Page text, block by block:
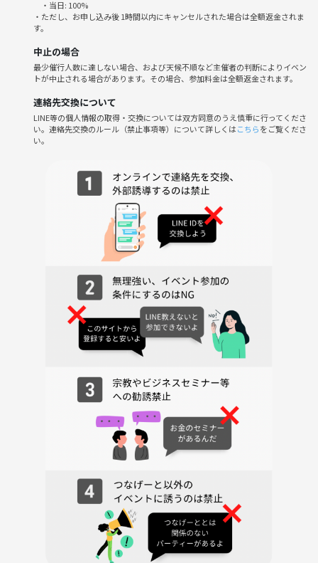
ジャンルはボドゲ・Switch・カメラ・ダーツ・サバゲー・交流会・ポケ
カ・鬼ごっこ・学校お泊まり企画、その他etc・・・多岐にたり活動を
◾️今回の特別企画の経緯と想い
東京でイベントを行った際にわざわざ大阪や京都からお越しいただき
（観光ついでにサークルに参加いただいた方々から）大阪にも
こういったサークルを作って欲しいというお声をいただいておりまし
したが前回の大阪の開催で仲間ができて代表の代わりに担当者を見つけ
ることができましたので1ヶ月に1回〜2回くらいは開催できるかもしれ
※第１期生募集！と書いてありますが参加するのも抜けるのも手続きは
いつでも参加したい時に参加して抜けたい時に抜けてOKです♪
お気軽にご参加くださいませ。
◾️大阪フレンズが作りたいこと
イベントを通して皆さんの「居場所」を作ることが私たちが作りたいこ
社会人になるとさまざまな理由で一緒に遊んだりお出かけしたりするお
減ってしまうことが多く職場の人と関わることが多くなってくるかと思
代表も会社のお家の往復で趣味もなかったので土日はネトフリをみたり
ひたすら睡眠を摂ったりしており気付けば人と関わる機会が職場だけに
プライベートが充実しているという実感は薄い日常でした。
そんな日常を待っていても変わらないと思い、自分でサークルを立ち上
・当日: 100%
・ただし、お申し込み後 1時間以内にキャンセルされた場合は全額返金されま
す。
中止の場合
最少催行人数に達しない場合、および天候不順など主催者の判断によりイベン
トが中止される場合があります。その場合、参加料金は全額返金されます。
連絡先交換について
LINE等の個人情報の取得・交換については双方同意のうえ慎重に行ってくださ
い。連絡先交換のルール（禁止事項等）について詳しくはこちらをご覧くださ
い。